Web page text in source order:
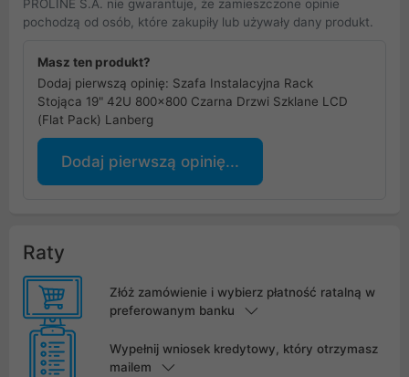
PROLINE S.A. nie gwarantuje, że zamieszczone opinie
pochodzą od osób, które zakupiły lub używały dany produkt.
Masz ten produkt?
Dodaj pierwszą opinię: Szafa Instalacyjna Rack
Stojąca 19" 42U 800x800 Czarna Drzwi Szklane LCD
(Flat Pack) Lanberg
Dodaj pierwszą opinię...
Raty
Złóż zamówienie i wybierz płatność ratalną w
preferowanym banku
Wypełnij wniosek kredytowy, który otrzymasz
mailem